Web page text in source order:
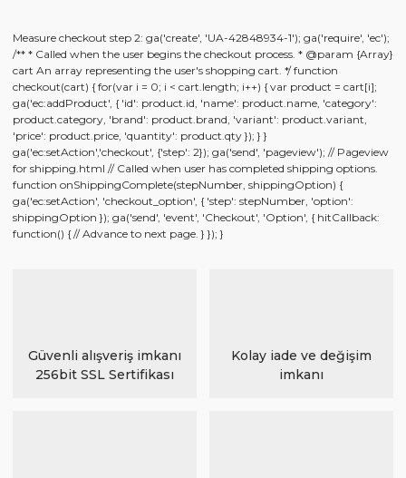
Measure checkout step 2: ga('create', 'UA-42848934-1'); ga('require', 'ec');
/** * Called when the user begins the checkout process. * @param {Array}
cart An array representing the user's shopping cart. */ function
checkout(cart) { for(var i = 0; i < cart.length; i++) { var product = cart[i];
ga('ec:addProduct', { 'id': product.id, 'name': product.name, 'category':
product.category, 'brand': product.brand, 'variant': product.variant,
'price': product.price, 'quantity': product.qty }); } }
ga('ec:setAction','checkout', {'step': 2}); ga('send', 'pageview'); // Pageview
for shipping.html // Called when user has completed shipping options.
function onShippingComplete(stepNumber, shippingOption) {
ga('ec:setAction', 'checkout_option', { 'step': stepNumber, 'option':
shippingOption }); ga('send', 'event', 'Checkout', 'Option', { hitCallback:
function() { // Advance to next page. } }); }
Güvenli alışveriş imkanı
256bit SSL Sertifikası
Kolay iade ve değişim
imkanı